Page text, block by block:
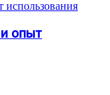
опыт